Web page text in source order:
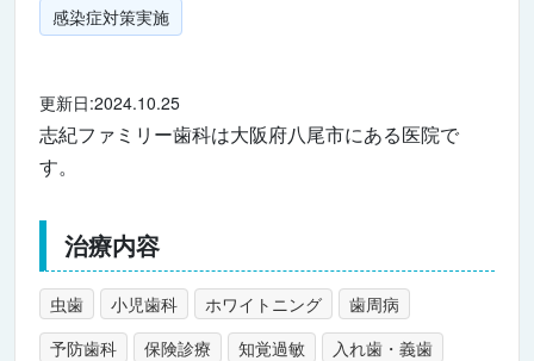
感染症対策実施
更新日:2024.10.25
志紀ファミリー歯科は大阪府八尾市にある医院で
す。
治療内容
虫歯 小児歯科 ホワイトニング
歯周病
予防歯科
保険診療 知覚過敏
入れ歯・義歯